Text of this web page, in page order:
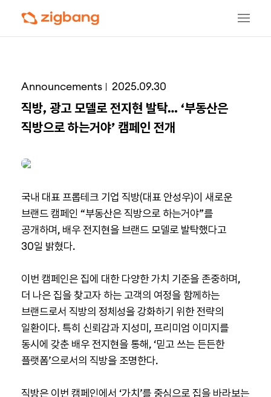
Announcements 2025.09.30
직방, 광고 모델로 전지현 발탁… ‘부동산은
직방으로 하는거야’ 캠페인 전개
국내 대표 프롭테크 기업 직방(대표 안성우)이 새로운
브랜드 캠페인 “부동산은 직방으로 하는거야”를
공개하며, 배우 전지현을 브랜드 모델로 발탁했다고
30일 밝혔다.
이번 캠페인은 집에 대한 다양한 가치 기준을 존중하며,
더 나은 집을 찾고자 하는 고객의 여정을 함께하는
브랜드로서 직방의 정체성을 강화하기 위한 전략의
일환이다. 특히 신뢰감과 지성미, 프리미엄 이미지를
동시에 갖춘 배우 전지현을 통해, ‘믿고 쓰는 든든한
플랫폼’으로서의 직방을 조명한다.
직방은 이번 캠페인에서 ‘가치’를 중심으로 집을 바라보는